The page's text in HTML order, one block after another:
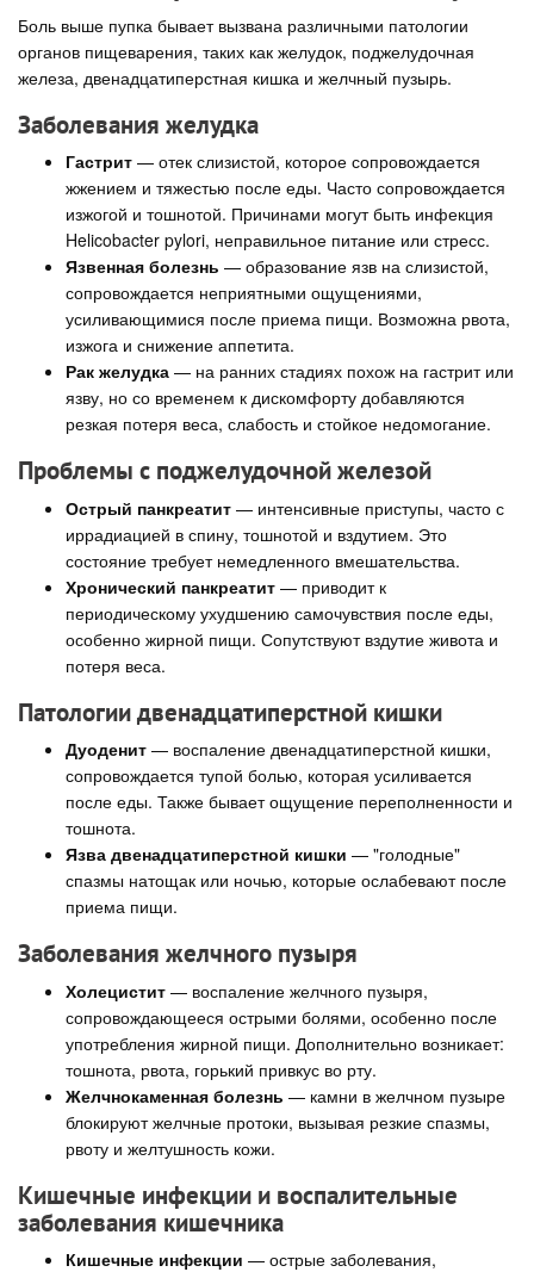
Боль выше пупка бывает вызвана различными патологии
органов пищеварения, таких как желудок, поджелудочная
железа, двенадцатиперстная кишка и желчный пузырь.
Заболевания желудка
Гастрит — отек слизистой, которое сопровождается
жжением и тяжестью после еды. Часто сопровождается
изжогой и тошнотой. Причинами могут быть инфекция
Helicobacter pylori, неправильное питание или стресс.
Язвенная болезнь — образование язв на слизистой,
сопровождается неприятными ощущениями,
усиливающимися после приема пищи. Возможна рвота,
изжога и снижение аппетита.
Рак желудка — на ранних стадиях похож на гастрит или
язву, но со временем к дискомфорту добавляются
резкая потеря веса, слабость и стойкое недомогание.
Проблемы с поджелудочной железой
Острый панкреатит — интенсивные приступы, часто с
иррадиацией в спину, тошнотой и вздутием. Это
состояние требует немедленного вмешательства.
Хронический панкреатит — приводит к
периодическому ухудшению самочувствия после еды,
особенно жирной пищи. Сопутствуют вздутие живота и
потеря веса.
Патологии двенадцатиперстной кишки
Дуоденит — воспаление двенадцатиперстной кишки,
сопровождается тупой болью, которая усиливается
после еды. Также бывает ощущение переполненности и
тошнота.
Язва двенадцатиперстной кишки — "голодные"
спазмы натощак или ночью, которые ослабевают после
приема пищи.
Заболевания желчного пузыря
Холецистит — воспаление желчного пузыря,
сопровождающееся острыми болями, особенно после
употребления жирной пищи. Дополнительно возникает:
тошнота, рвота, горький привкус во рту.
Желчнокаменная болезнь — камни в желчном пузыре
блокируют желчные протоки, вызывая резкие спазмы,
рвоту и желтушность кожи.
Кишечные инфекции и воспалительные
заболевания кишечника
Кишечные инфекции — острые заболевания,